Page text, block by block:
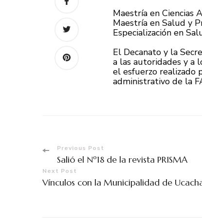
Maestría en Ciencias
Maestría en Salud y
Especialización en
El Decanato y la
a las autoridades y a
el esfuerzo realizado
administrativo de la
Previous Post
Salió el Nº18 de la revista PRISMA
Next Post
Vínculos con la Municipalidad de